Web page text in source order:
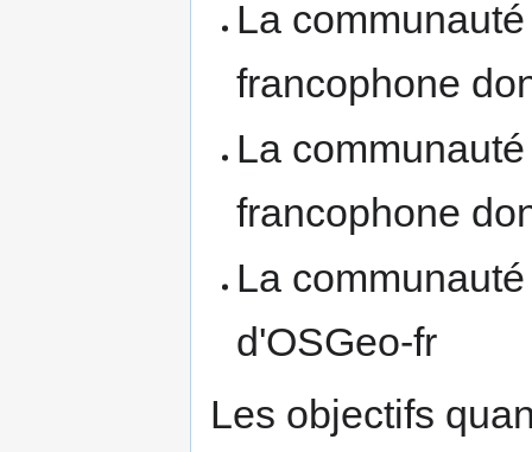
La
francophone
La
francophone
La
d'OSGeo-fr
Les objectifs